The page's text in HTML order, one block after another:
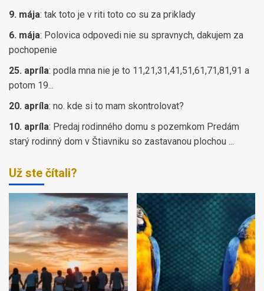
9. mája: tak toto je v riti toto co su za priklady
6. mája: Polovica odpovedi nie su spravnych, dakujem za
pochopenie
25. apríla: podla mna nie je to 11,21,31,41,51,61,71,81,91 a
potom 19...
20. apríla: no. kde si to mam skontrolovat?
10. apríla: Predaj rodinného domu s pozemkom Predám
starý rodinný dom v Štiavniku so zastavanou plochou ...
Už ste čítali?